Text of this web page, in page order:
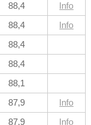
88,4
Info
88,4
Info
88,4
88,4
88,1
87,9
Info
87,9
Info